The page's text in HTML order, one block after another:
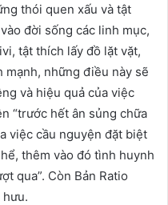
thói quen xấu và tật
đời sống các linh mục,
tật thích lấy đồ lặt vặt,
mạnh, những điều này sẽ
và hiệu quả của việc
“trước hết ân sủng chữa
việc cầu nguyện đặt biệt
thêm vào đó tình huynh
qua”. Còn Bản Ratio
hưu.